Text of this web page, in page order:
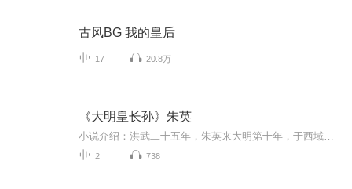
古风BG 我的皇后
17 20.8万
《大明皇长孙》朱英
2 738